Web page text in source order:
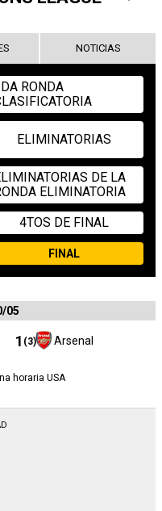
NOTICIAS
RONDA
ELIMINATORIAS
DE LA
ELIMINATORIA
4TOS DE FINAL
FINAL
05
1 (3) Arsenal
horaria USA